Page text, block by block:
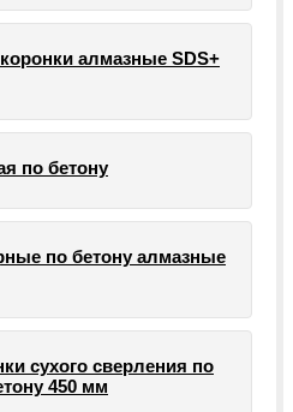
алмазные SDS+
по бетону
по бетону алмазные
сухого сверления по
450 мм